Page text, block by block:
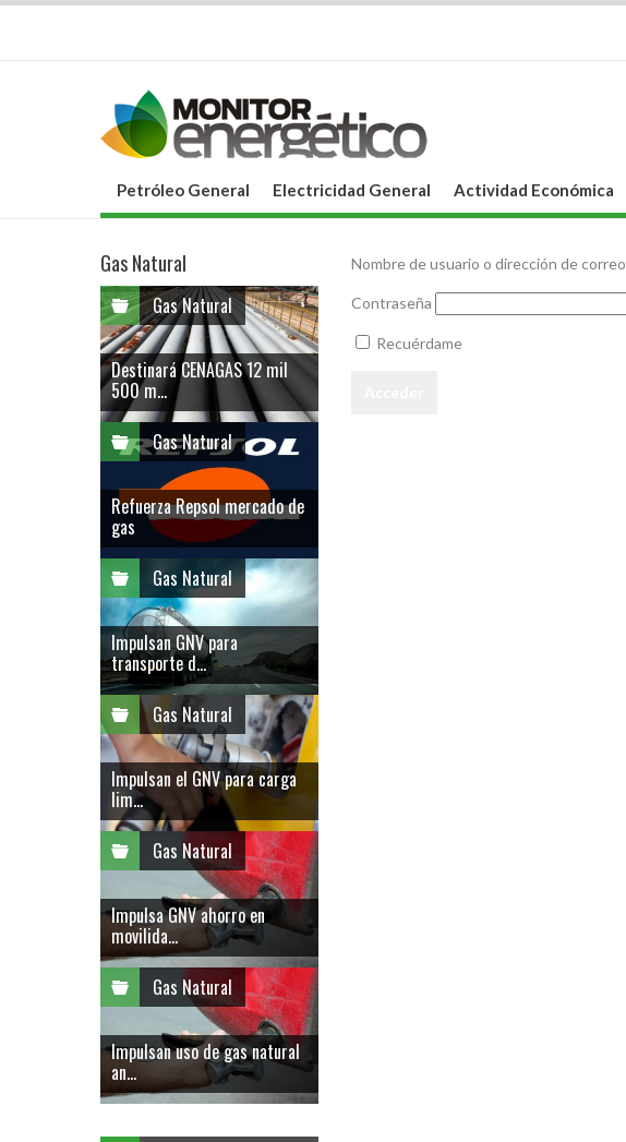
Petróleo General Electricidad General Actividad Económica
Nombre de usuario o dirección de correo
Contraseña
Recuérdame
Gas Natural
Gas Natural
Destinará CENAGAS 12 mil
500 m...
Gas Natural
Refuerza Repsol mercado de
gas
Gas Natural
Impulsan GNV para
transporte d...
Gas Natural
Impulsan el GNV para carga
lim...
Gas Natural
Impulsa GNV ahorro en
movilida...
Gas Natural
Impulsan uso de gas natural
an...